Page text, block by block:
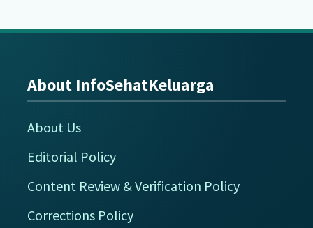
Footer
About InfoSehatKeluarga
About Us
Editorial Policy
Content Review & Verification Policy
Corrections Policy